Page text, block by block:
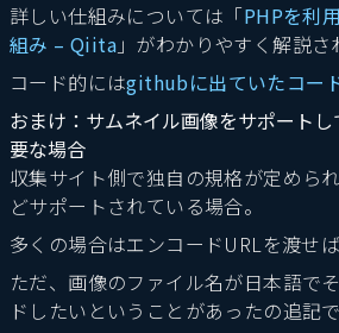
詳しい仕組みについては「PHPを利
組み – Qiita 」がわかりやすく解説さ
コード的にはgithubに出ていたコー
おまけ：サムネイル画像をサポート
要な場合
収集サイト側で独自の規格が定めら
どサポートされている場合。
多くの場合はエンコードURLを渡せ
ただ、画像のファイル名が日本語で
ドしたいということがあったの追記